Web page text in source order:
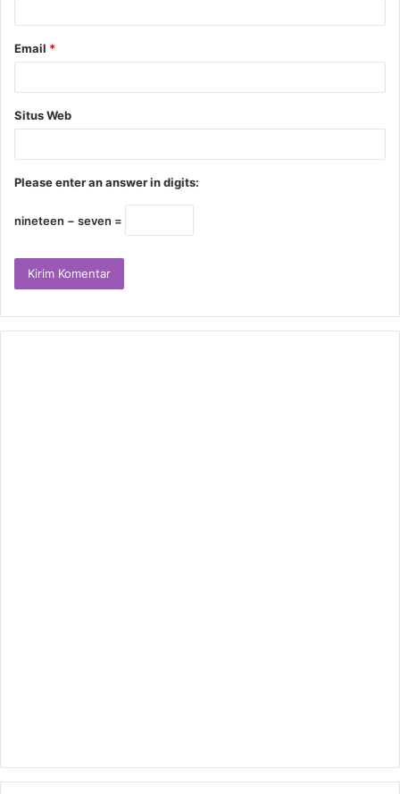
Email *
Situs Web
Please enter an answer in digits:
nineteen − seven =